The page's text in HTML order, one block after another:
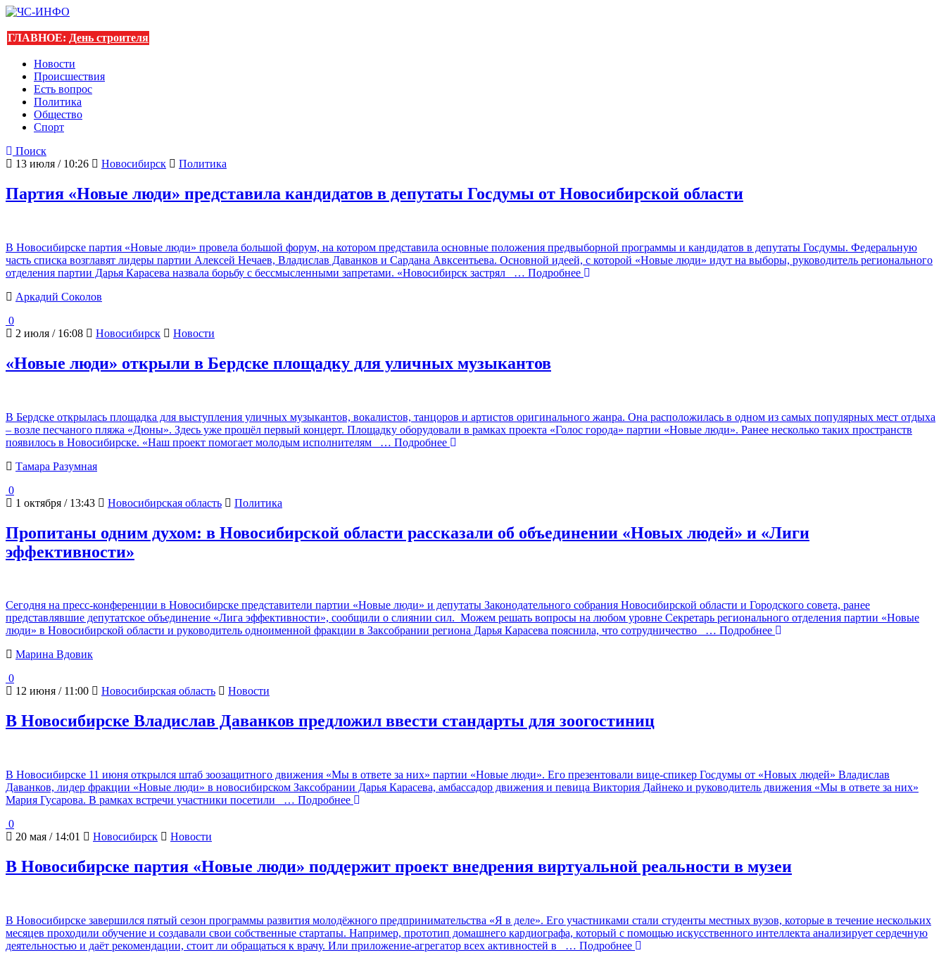
ГЛАВНОЕ: День строителя
Новости
Происшествия
Есть вопрос
Политика
Общество
Спорт
Поиск
13 июля / 10:26
Новосибирск Политика
Партия «Новые люди» представила кандидатов в депутаты Госдумы от Новосибирской области
В Новосибирске партия «Новые люди» провела большой форум, на котором представила основные положения предвыборной программы и кандидатов в депутаты Госдумы. Федеральную
часть списка возглавят лидеры партии Алексей Нечаев, Владислав Даванков и Сардана Авксентьева. Основной идеей, с которой «Новые люди» идут на выборы, руководитель регионального
отделения партии Дарья Карасева назвала борьбу с бессмысленными запретами. «Новосибирск застрял
… Подробнее
Аркадий Соколов
0
2 июля / 16:08
Новосибирск Новости
«Новые люди» открыли в Бердске площадку для уличных музыкантов
В Бердске открылась площадка для выступления уличных музыкантов, вокалистов, танцоров и артистов оригинального жанра. Она расположилась в одном из самых популярных мест отдыха
– возле песчаного пляжа «Дюны». Здесь уже прошёл первый концерт. Площадку оборудовали в рамках проекта «Голос города» партии «Новые люди». Ранее несколько таких пространств
появилось в Новосибирске. «Наш проект помогает молодым исполнителям
… Подробнее
Тамара Разумная
0
1 октября / 13:43
Новосибирская область Политика
Пропитаны одним духом: в Новосибирской области рассказали об объединении «Новых людей» и «Лиги
эффективности»
Сегодня на пресс-конференции в Новосибирске представители партии «Новые люди» и депутаты Законодательного собрания Новосибирской области и Городского совета, ранее
представлявшие депутатское объединение «Лига эффективности», сообщили о слиянии сил. Можем решать вопросы на любом уровне Секретарь регионального отделения партии «Новые
люди» в Новосибирской области и руководитель одноименной фракции в Заксобрании региона Дарья Карасева пояснила, что сотрудничество
… Подробнее
Марина Вдовик
0
12 июня / 11:00
Новосибирская область Новости
В Новосибирске Владислав Даванков предложил ввести стандарты для зоогостиниц
В Новосибирске 11 июня открылся штаб зоозащитного движения «Мы в ответе за них» партии «Новые люди». Его презентовали вице-спикер Госдумы от «Новых людей» Владислав
Даванков, лидер фракции «Новые люди» в новосибирском Заксобрании Дарья Карасева, амбассадор движения и певица Виктория Дайнеко и руководитель движения «Мы в ответе за них»
Мария Гусарова. В рамках встречи участники посетили
… Подробнее
0
20 мая / 14:01
Новосибирск Новости
В Новосибирске партия «Новые люди» поддержит проект внедрения виртуальной реальности в музеи
В Новосибирске завершился пятый сезон программы развития молодёжного предпринимательства «Я в деле». Его участниками стали студенты местных вузов, которые в течение нескольких
месяцев проходили обучение и создавали свои собственные стартапы. Например, прототип домашнего кардиографа, который с помощью искусственного интеллекта анализирует сердечную
деятельностью и даёт рекомендации, стоит ли обращаться к врачу. Или приложение-агрегатор всех активностей в
… Подробнее